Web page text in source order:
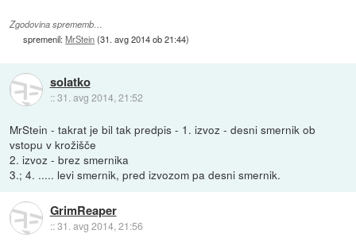
Zgodovina sprememb…
spremenil:MrStein(31. avg 2014 ob 21:44)
solatko
::31. avg 2014, 21:52
MrStein - takrat je bil tak predpis - 1. izvoz - desni smernik ob
vstopu v krožišče
2. izvoz - brez smernika
3.; 4. ..... levi smernik, pred izvozom pa desni smernik.
GrimReaper
::31. avg 2014, 21:56